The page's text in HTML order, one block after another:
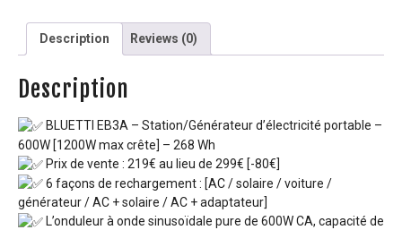
Description Reviews (0)
Description
BLUETTI EB3A – Station/Générateur d’électricité portable –
600W [1200W max crête] – 268 Wh
Prix de vente : 219€ au lieu de 299€ [-80€]
6 façons de rechargement : [AC / solaire / voiture /
générateur / AC + solaire / AC + adaptateur]
L’onduleur à onde sinusoïdale pure de 600W CA, capacité de